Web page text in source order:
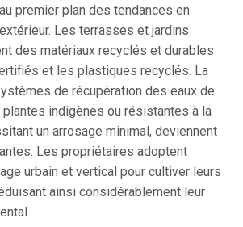
premier plan des tendances en
Les terrasses et jardins
des matériaux recyclés et durables
et les plastiques recyclés. La
de récupération des eaux de
indigènes ou résistantes à la
un arrosage minimal, deviennent
Les propriétaires adoptent
urbain et vertical pour cultiver leurs
ainsi considérablement leur
s'il doit garder à l'esprit qu'une telle
des difficultés de navigation sur le
et l'analyse du comportement des
Les informations collectées via ce
utilisées pour mesurer l'activité du
des profils de navigation des
des améliorations basées sur
d'utilisation effectuée par les
. Ils nous permettent de
de préférence de l'utilisateur
de nos services et offrir une
grâce aux produits recommandés.